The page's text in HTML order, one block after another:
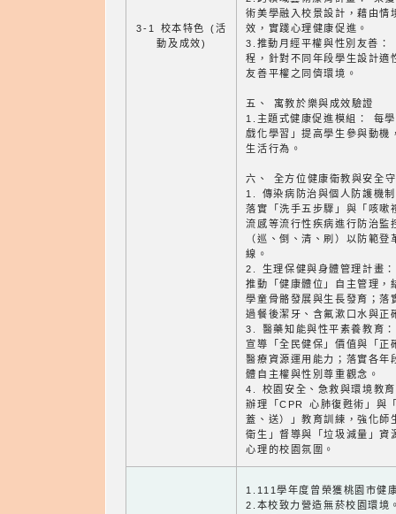
3-1 校本特色 (活
動及成效)
術美學融入校景設計，藉由情
效，實踐心理健康促進。
3.推動月經平權與性別友善：
程，針對不同年段學生設計適
友善平權之同儕環境。
五、 寓教於樂與成效驗證
1.主題式健康促進模組： 每
戲化學習」提高學生參與動機
生活行為。
六、 全方位健康衛教與安全
1. 傳染病防治與個人防護機
落實「洗手五步驟」與「咳嗽
流感等流行性疾病進行防治監
（巡、倒、清、刷）以防範
線。
2. 生理保健與身體管理計畫：
推動「健康體位」自主管理，
學童骨骼發展與生長發育；落
過餐後潔牙、含氟漱口水與正
3. 醫藥知能與性平素養教育：
宣導「全民健保」價值與「正
醫療資源運用能力；落實各年
體自主權與性別尊重觀念。
4. 校園安全、急救與環境教
辦理「CPR 心肺復甦術」與
蓋、送）」教育訓練，強化師
衛生」督導與「垃圾減量」資
心理的校園氛圍。
1.111學年度曾榮獲桃園市健
2.本校致力營造無菸校園環境